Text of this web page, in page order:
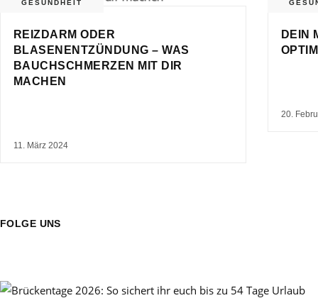
GESUNDHEIT
REIZDARM ODER
BLASENENTZÜNDUNG – WAS
BAUCHSCHMERZEN MIT DIR
MACHEN
11. März 2024
DEIN
20.
FOLGE UNS